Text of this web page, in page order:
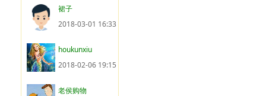
裙子
2018-03-01 16:33
houkunxiu
2018-02-06 19:15
老侯购物